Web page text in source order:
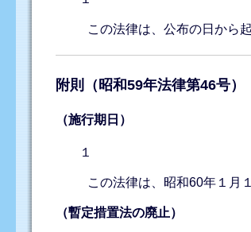
この法律は、公布の日から
附則（昭和59年法律第46号）
（施行期日）
１
この法律は、昭和60年１月
（暫定措置法の廃止）